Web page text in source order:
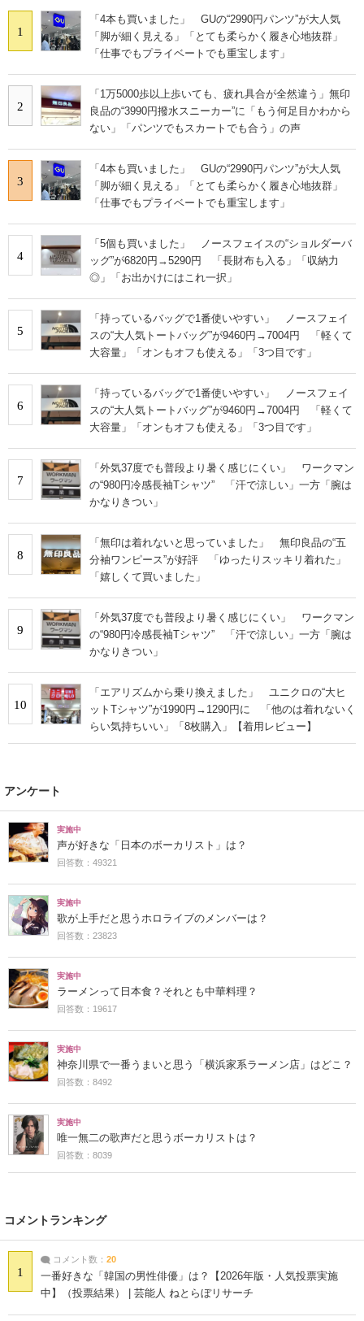
1
「4本も買いました」 GUの“2990円パンツ”が大人気
「脚が細く見える」「とても柔らかく履き心地抜群」
「仕事でもプライベートでも重宝します」
2
「1万5000歩以上歩いても、疲れ具合が全然違う」無印
良品の“3990円撥水スニーカー”に「もう何足目かわから
ない」「パンツでもスカートでも合う」の声
3
「4本も買いました」 GUの“2990円パンツ”が大人気
「脚が細く見える」「とても柔らかく履き心地抜群」
「仕事でもプライベートでも重宝します」
4
「5個も買いました」 ノースフェイスの“ショルダーバ
ッグ”が6820円→5290円 「長財布も入る」「収納力
◎」「お出かけにはこれ一択」
5
「持っているバッグで1番使いやすい」 ノースフェイ
スの“大人気トートバッグ”が9460円→7004円 「軽くて
大容量」「オンもオフも使える」「3つ目です」
6
「持っているバッグで1番使いやすい」 ノースフェイ
スの“大人気トートバッグ”が9460円→7004円 「軽くて
大容量」「オンもオフも使える」「3つ目です」
7
「外気37度でも普段より暑く感じにくい」 ワークマン
の“980円冷感長袖Tシャツ” 「汗で涼しい」一方「腕は
かなりきつい」
8
「無印は着れないと思っていました」 無印良品の“五
分袖ワンピース”が好評 「ゆったりスッキリ着れた」
「嬉しくて買いました」
9
「外気37度でも普段より暑く感じにくい」 ワークマン
の“980円冷感長袖Tシャツ” 「汗で涼しい」一方「腕は
かなりきつい」
10
「エアリズムから乗り換えました」 ユニクロの“大ヒ
ットTシャツ”が1990円→1290円に 「他のは着れないく
らい気持ちいい」「8枚購入」【着用レビュー】
アンケート
実施中
声が好きな「日本のボーカリスト」は？
回答数：49321
実施中
歌が上手だと思うホロライブのメンバーは？
回答数：23823
実施中
ラーメンって日本食？それとも中華料理？
回答数：19617
実施中
神奈川県で一番うまいと思う「横浜家系ラーメン店」はどこ？
回答数：8492
実施中
唯一無二の歌声だと思うボーカリストは？
回答数：8039
コメントランキング
1
コメント数： 20
一番好きな「韓国の男性俳優」は？【2026年版・人気投票実施
中】（投票結果） | 芸能人 ねとらぼリサーチ